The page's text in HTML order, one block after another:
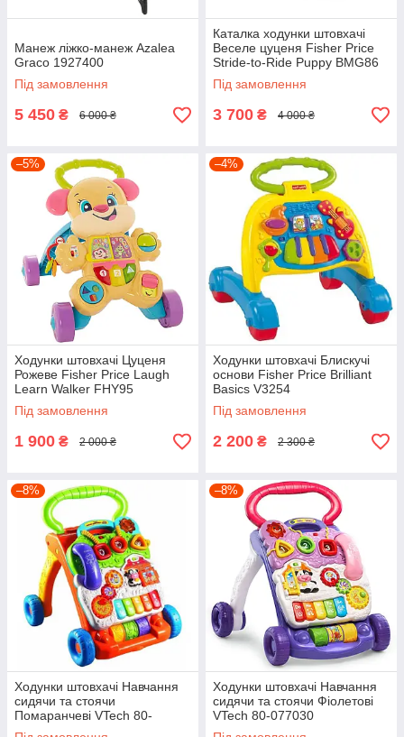
Манеж ліжко-манеж Azalea
Graco 1927400
Під замовлення
5 450 ₴ 6 000 ₴
Каталка ходунки штовхачі
Веселе цуценя Fisher Price
Stride-to-Ride Puppy BMG86
Пошкоджена коробка
Під замовлення
3 700 ₴ 4 000 ₴
–5%
Ходунки штовхачі Цуценя
Рожеве Fisher Price Laugh
Learn Walker FHY95
Під замовлення
1 900 ₴ 2 000 ₴
–4%
Ходунки штовхачі Блискучі
основи Fisher Price Brilliant
Basics V3254
Під замовлення
2 200 ₴ 2 300 ₴
–8%
Ходунки штовхачі Навчання
сидячи та стоячи
Помаранчеві VTech 80-
077000
–8%
Ходунки штовхачі Навчання
сидячи та стоячи Фіолетові
VTech 80-077030